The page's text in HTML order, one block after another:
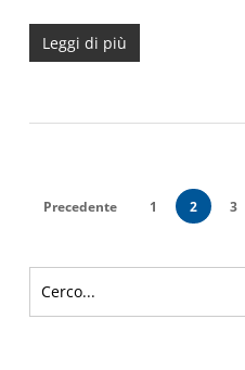
Leggi di più
Precedente 1 2 3